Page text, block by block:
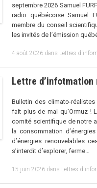
septembre 2026 Samuel
radio québécoise Samuel
membre du conseil
les invités de l’émission
4 août 2026 dans Lettres
Lettre d’infotmation
Bulletin des climato-réalistes
fait plus de mal qu’Ormuz !
comité scientifique de notre
la consommation
d’énergies renouvelables
s’interdit d’explorer, ferme…
15 juin 2026 dans Lettres